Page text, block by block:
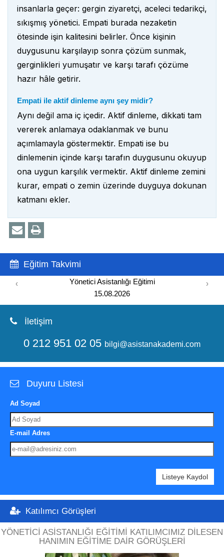
insanlarla geçer: gergin ziyaretçi, aceleci tedarikçi,
sıkışmış yönetici. Empati burada nezaketin
ötesinde işin kalitesini belirler. Önce kişinin
duygusunu karşılayıp sonra çözüm sunmak,
gerginlikleri yumuşatır ve karşı tarafı çözüme
hazır hâle getirir.
Empati ile aktif dinleme aynı şey midir?
Aynı değil ama iç içedir. Aktif dinleme, dikkati tam
vererek anlamaya odaklanmak ve bunu
açımlamayla göstermektir. Empati ise bu
dinlemenin içinde karşı tarafın duygusunu okuyup
ona uygun karşılık vermektir. Aktif dinleme zemini
kurar, empati o zemin üzerinde duyguya dokunan
katmanı ekler.
Eğitim Takvimi
Yönetici Asistanlığı Eğitimi
15.08.2026
‹ ›
İletişim
0 212 951 02 05 bilgi@asistanakademi.com
Duyuru Listesi
Ad Soyad
E-mail Adres
Listeye Kaydol
Katılımcı Görüşleri
YÖNETICI ASISTANLIĞI EĞITIMI KATILIMCIMIZ DILESEN
HANIMIN EĞITIME DAIR GÖRÜŞLERI